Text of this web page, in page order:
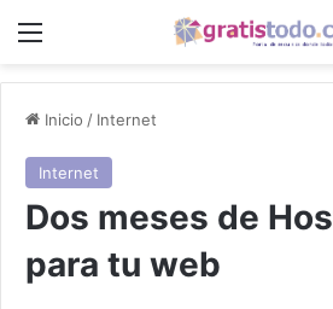
Menú
Inicio / Internet
Internet
Dos meses de
para tu web